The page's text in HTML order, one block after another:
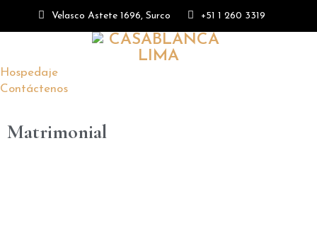
Velasco Astete 1696, Surco +51 1 260 3319
Hospedaje
Contáctenos
Matrimonial